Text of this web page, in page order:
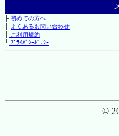
├初めての方へ
├ よくあるお問い合わせ
├ご利用規約
└ﾌﾟﾗｲﾊﾞｼｰﾎﾟﾘｼｰ
©